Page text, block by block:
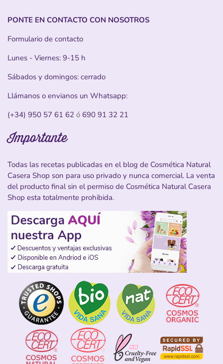
PONTE EN CONTACTO CON NOSOTROS
Formulario de contacto
Lunes - Viernes: 9-15 h
Sábados y domingos: cerrado
Llámanos o envianos un Whatsapp:
(+34) 950 57 61 62 ó 690 91 32 21
Importante
Todas las recetas publicadas en el blog de Cosmética Natural
Casera Shop son para uso privado y nunca comercial. La venta
del producto final sin el permiso de Cosmética Natural Casera
Shop esta totalmente prohibida.